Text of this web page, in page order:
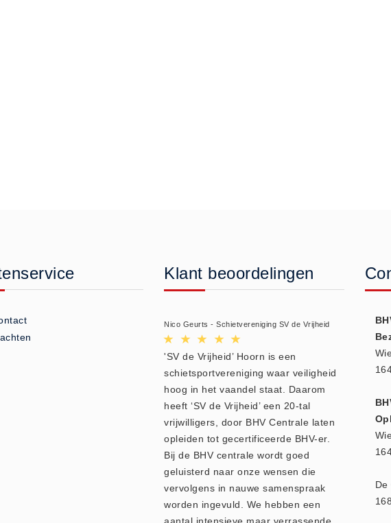
Klant beoordelingen
Nico Geurts - Schietvereniging SV de Vrijheid
'SV de Vrijheid’ Hoorn is een
schietsportvereniging waar veiligheid
hoog in het vaandel staat. Daarom
heeft ‘SV de Vrijheid’ een 20-tal
vrijwilligers, door BHV Centrale laten
opleiden tot gecertificeerde BHV-er.
Bij de BHV centrale wordt goed
geluisterd naar onze wensen die
vervolgens in nauwe samenspraak
worden ingevuld. We hebben een
De